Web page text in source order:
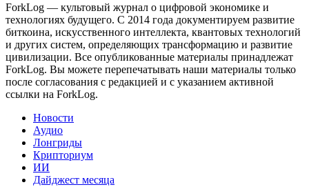
ForkLog — культовый журнал о цифровой экономике и
технологиях будущего. С 2014 года документируем развитие
биткоина, искусственного интеллекта, квантовых технологий
и других систем, определяющих трансформацию и развитие
цивилизации. Все опубликованные материалы принадлежат
ForkLog. Вы можете перепечатывать наши материалы только
после согласования с редакцией и с указанием активной
ссылки на ForkLog.
Новости
Аудио
Лонгриды
Крипториум
ИИ
Дайджест месяца